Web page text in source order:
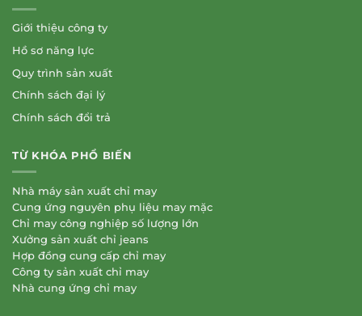
Giới thiệu công ty
Hồ sơ năng lực
Quy trình sản xuất
Chính sách đại lý
Chính sách đổi trả
TỪ KHÓA PHỔ BIẾN
Nhà máy sản xuất chỉ may
Cung ứng nguyên phụ liệu may mặc
Chỉ may công nghiệp số lượng lớn
Xưởng sản xuất chỉ jeans
Hợp đồng cung cấp chỉ may
Công ty sản xuất chỉ may
Nhà cung ứng chỉ may